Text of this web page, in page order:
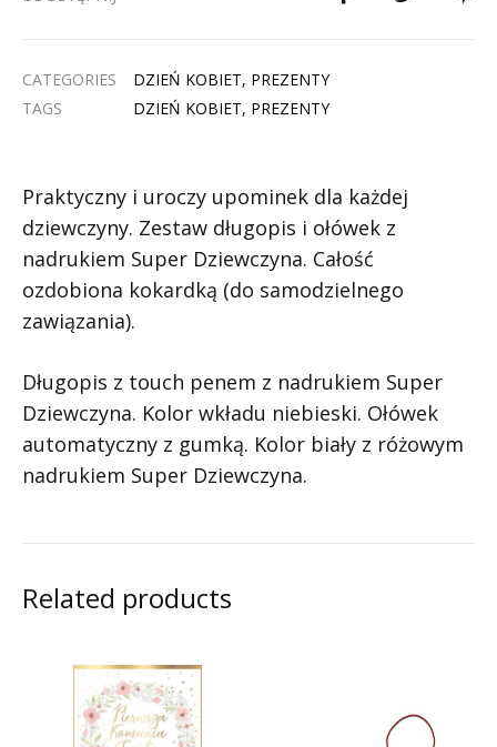
CATEGORIES DZIEŃ KOBIET, PREZENTY
TAGS
DZIEŃ KOBIET, PREZENTY
Praktyczny i uroczy upominek dla każdej
dziewczyny. Zestaw długopis i ołówek z
nadrukiem Super Dziewczyna. Całość
ozdobiona kokardką (do samodzielnego
zawiązania).
Długopis z touch penem z nadrukiem Super
Dziewczyna. Kolor wkładu niebieski. Ołówek
automatyczny z gumką. Kolor biały z różowym
nadrukiem Super Dziewczyna.
Related products